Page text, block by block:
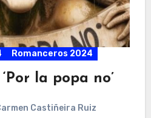
Romanceros 2024
la popa no’
Castiñeira Ruiz